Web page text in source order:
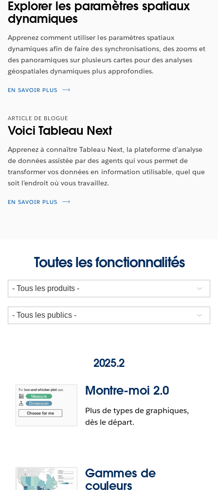
Explorer les paramètres spatiaux
dynamiques
Apprenez comment utiliser les paramètres spatiaux
dynamiques afin de faire des synchronisations, des zooms et
des panoramiques sur plusieurs cartes pour des analyses
géospatiales dynamiques plus approfondies.
EN SAVOIR PLUS
ARTICLE DE BLOGUE
Voici Tableau Next
Apprenez à connaître Tableau Next, la plateforme d’analyse
de données assistée par des agents qui vous permet de
transformer vos données en information utilisable, quel que
soit l’endroit où vous travaillez.
EN SAVOIR PLUS
Toutes les fonctionnalités
2025.2
Montre-moi 2.0
Plus de types de graphiques,
dès le départ.
Gammes de
couleurs